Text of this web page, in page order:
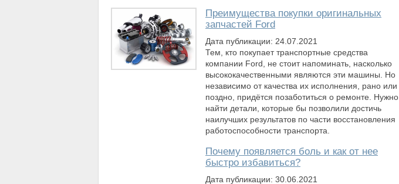
Преимущества покупки оригинальных
запчастей Ford
Дата публикации: 24.07.2021
Тем, кто покупает транспортные средства
компании Ford, не стоит напоминать, насколько
высококачественными являются эти машины. Но
независимо от качества их исполнения, рано или
поздно, придётся позаботиться о ремонте. Нужно
найти детали, которые бы позволили достичь
наилучших результатов по части восстановления
работоспособности транспорта.
Почему появляется боль и как от нее
быстро избавиться?
Дата публикации: 30.06.2021